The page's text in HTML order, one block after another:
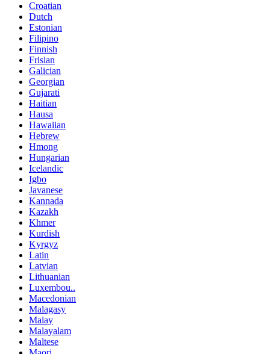
Croatian
Dutch
Estonian
Filipino
Finnish
Frisian
Galician
Georgian
Gujarati
Haitian
Hausa
Hawaiian
Hebrew
Hmong
Hungarian
Icelandic
Igbo
Javanese
Kannada
Kazakh
Khmer
Kurdish
Kyrgyz
Latin
Latvian
Lithuanian
Luxembou..
Macedonian
Malagasy
Malay
Malayalam
Maltese